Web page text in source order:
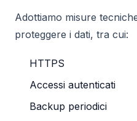
Adottiamo misure
proteggere i dati, tra cui:
HTTPS
Accessi autenticati
Backup periodici